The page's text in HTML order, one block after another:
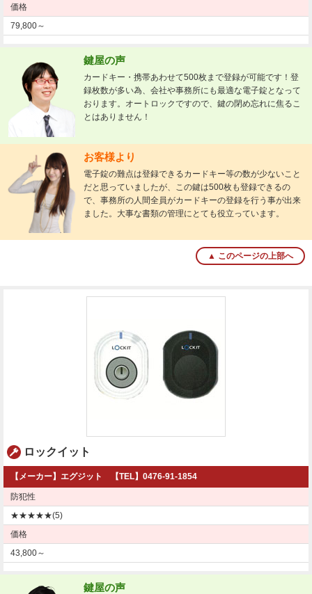
価格
79,800～
鍵屋の声
カードキー・携帯あわせて500枚まで登録が可能です！登
録枚数が多い為、会社や事務所にも最適な電子錠となって
おります。オートロックですので、鍵の閉め忘れに焦るこ
とはありません！
お客様より
電子錠の難点は登録できるカードキー等の数が少ないこと
だと思っていましたが、この鍵は500枚も登録できるの
で、事務所の人間全員がカードキーの登録を行う事が出来
ました。大事な書類の管理にとても役立っています。
▲ このページの上部へ
ロックイット
【メーカー】エグジット 【TEL】0476-91-1854
防犯性
★★★★★(5)
価格
43,800～
鍵屋の声